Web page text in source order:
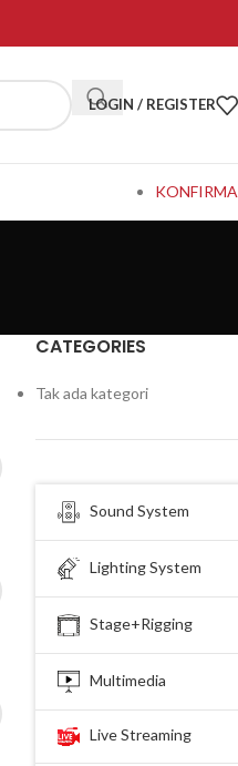
LOGIN / REGISTER
CATEGORIES
Tak ada kategori
Sound System
Lighting System
Stage+Rigging
Multimedia
Live Streaming